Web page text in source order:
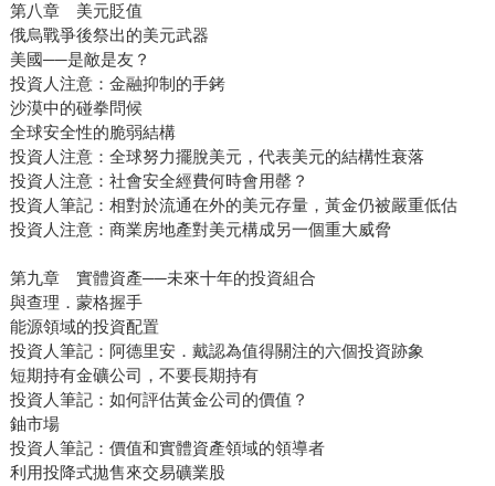
第八章 美元貶值
俄烏戰爭後祭出的美元武器
美國──是敵是友？
投資人注意：金融抑制的手銬
沙漠中的碰拳問候
全球安全性的脆弱結構
投資人注意：全球努力擺脫美元，代表美元的結構性衰落
投資人注意：社會安全經費何時會用罄？
投資人筆記：相對於流通在外的美元存量，黃金仍被嚴重低估
投資人注意：商業房地產對美元構成另一個重大威脅
第九章 實體資產──未來十年的投資組合
與查理．蒙格握手
能源領域的投資配置
投資人筆記：阿德里安．戴認為值得關注的六個投資跡象
短期持有金礦公司，不要長期持有
投資人筆記：如何評估黃金公司的價值？
鈾市場
投資人筆記：價值和實體資產領域的領導者
利用投降式拋售來交易礦業股